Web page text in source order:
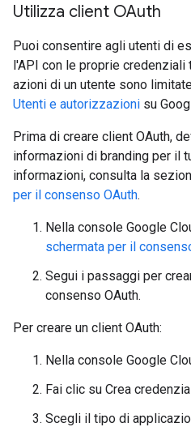
Utilizza client OAuth
Puoi consentire agli utenti di
l'API con le proprie credenziali
azioni di un utente sono
Utenti e autorizzazioni su
Prima di creare client OAuth,
informazioni di branding per il
informazioni, consulta la
per il consenso OAuth.
Nella console Google
schermata per il
Segui i passaggi per
consenso OAuth.
Per creare un client OAuth:
Nella console Google
Fai clic su Crea
Scegli il tipo di